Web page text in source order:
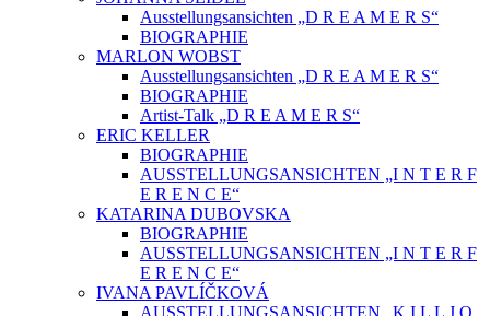
Ausstellungsansichten „D R E A M E R S“
BIOGRAPHIE
MARLON WOBST
Ausstellungsansichten „D R E A M E R S“
BIOGRAPHIE
Artist-Talk „D R E A M E R S“
ERIC KELLER
BIOGRAPHIE
AUSSTELLUNGSANSICHTEN „I N T E R F
E R E N C E“
KATARINA DUBOVSKA
BIOGRAPHIE
AUSSTELLUNGSANSICHTEN „I N T E R F
E R E N C E“
IVANA PAVLÍČKOVÁ
AUSSTELLUNGSANSICHTEN „K I L L J O